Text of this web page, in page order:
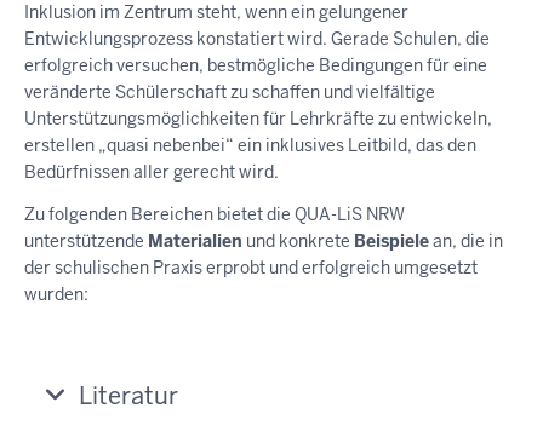
Inklusion im Zentrum steht, wenn ein gelungener
Entwicklungsprozess konstatiert wird. Gerade Schulen, die
erfolgreich versuchen, bestmögliche Bedingungen für eine
veränderte Schülerschaft zu schaffen und vielfältige
Unterstützungsmöglichkeiten für Lehrkräfte zu entwickeln,
erstellen „quasi nebenbei“ ein inklusives Leitbild, das den
Bedürfnissen aller gerecht wird.
Zu folgenden Bereichen bietet die QUA-LiS NRW
unterstützende Materialien und konkrete Beispielean, die in
der schulischen Praxis erprobt und erfolgreich umgesetzt
wurden:
Literatur